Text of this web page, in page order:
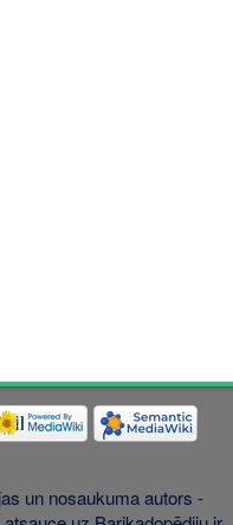
un nosaukuma autors -